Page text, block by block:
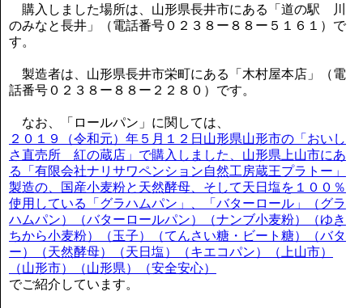
購入しました場所は、山形県長井市にある「道の駅 川
のみなと長井」（電話番号０２３８ー８８ー５１６１）で
す。
製造者は、山形県長井市栄町にある「木村屋本店」（電
話番号０２３８ー８８ー２２８０）です。
なお、「ロールパン」に関しては、
２０１９（令和元）年５月１２日山形県山形市の「おいし
さ直売所 紅の蔵店」で購入しました、山形県上山市にあ
る「有限会社ナリサワペンション自然工房蔵王プラトー」
製造の、国産小麦粉と天然酵母、そして天日塩を１００％
使用している「グラハムパン」、「バターロール」（グラ
ハムパン）（バターロールパン）（ナンブ小麦粉）（ゆき
ちから小麦粉）（玉子）（てんさい糖・ビート糖）（バタ
ー）（天然酵母）（天日塩）（キエコパン）（上山市）
（山形市）（山形県）（安全安心）
でご紹介しています。